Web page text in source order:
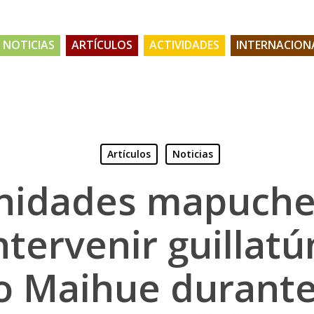
NOTICIAS ARTÍCULOS ACTIVIDADES
Artículos Noticias
Maihue